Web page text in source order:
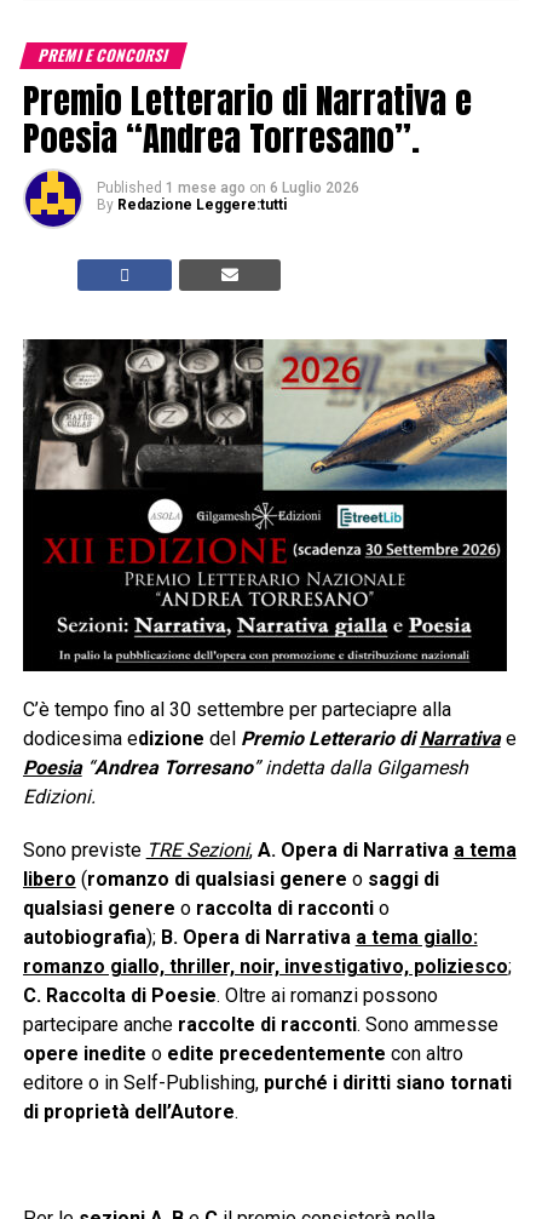
PREMI E CONCORSI
Premio Letterario di Narrativa e
Poesia “Andrea Torresano”.
Published 1 mese ago on 6 Luglio 2026
By Redazione Leggere:tutti
C’è tempo fino al 30 settembre per parteciapre alla
dodicesima edizione del Premio Letterario diNarrativae
Poesia “Andrea Torresano” indetta dalla Gilgamesh
Edizioni.
Sono previste TRE Sezioni, A. Opera di Narrativa a tema
libero (romanzo di qualsiasi genere o saggi di
qualsiasi genere o raccolta di racconti o
autobiografia); B. Opera di Narrativa a tema giallo:
romanzo giallo, thriller, noir, investigativo, poliziesco;
C. Raccolta di Poesie. Oltre ai romanzi possono
partecipare anche raccolte di racconti. Sono ammesse
opere inedite o edite precedentemente con altro
editore o in Self-Publishing, purché i diritti siano tornati
di proprietà dell’Autore.